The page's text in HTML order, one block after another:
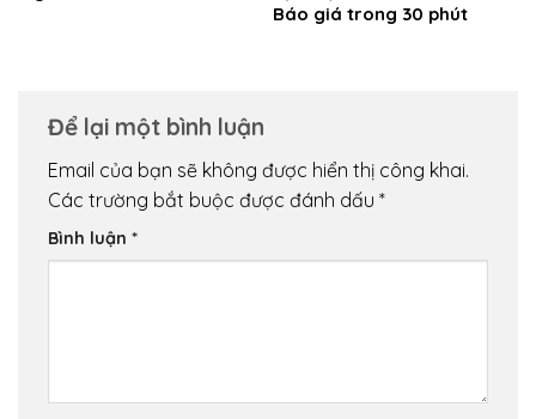
Báo giá trong 30 phút
Để lại một bình luận
Email của bạn sẽ không được hiển thị công khai.
Các trường bắt buộc được đánh dấu *
Bình luận *